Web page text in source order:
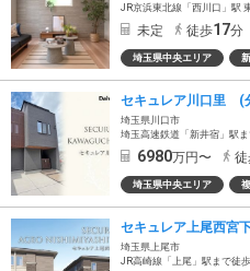
JR京浜東北線「西川口」駅
未定 徒歩17分
埼玉県中央エリア
セキュレア川口里 (
埼玉県川口市
埼玉高速鉄道「新井宿」駅
6980万円〜
埼玉県中央エリア
セキュレア上尾西宮
埼玉県上尾市
JR高崎線「上尾」駅まで徒